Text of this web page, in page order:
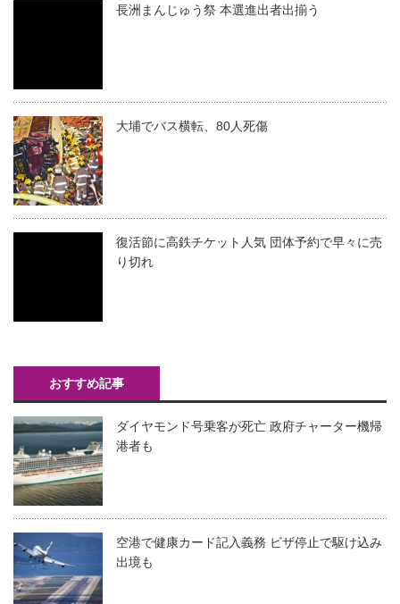
長洲まんじゅう祭 本選進出者出揃う
大埔でバス横転、80人死傷
復活節に高鉄チケット人気 団体予約で早々に売
り切れ
おすすめ記事
ダイヤモンド号乗客が死亡 政府チャーター機帰
港者も
空港で健康カード記入義務 ビザ停止で駆け込み
出境も